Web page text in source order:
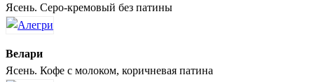
Ясень. Серо-кремовый без патины
Велари
Ясень. Кофе с молоком, коричневая патина